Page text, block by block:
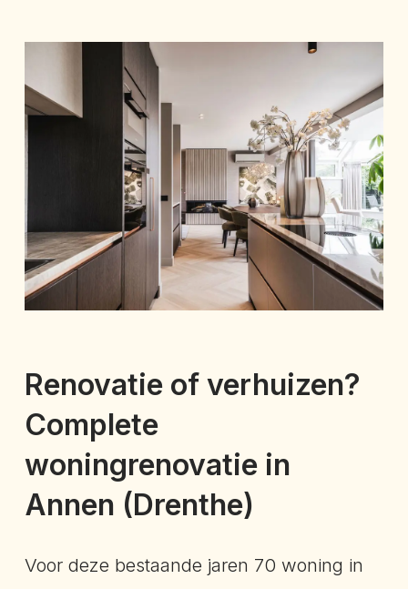
Renovatie of verhuizen?
Complete
woningrenovatie in
Annen (Drenthe)
Voor deze bestaande jaren 70 woning in